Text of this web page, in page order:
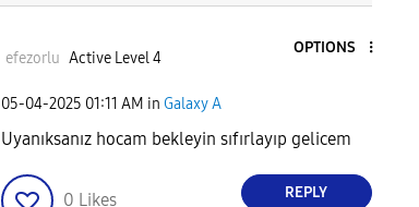
efezorlu Active Level 4
OPTIONS
‎05-04-2025 01:11 AM in Galaxy A
Uyanıksanız hocam bekleyin sıfırlayıp gelicem
0 Likes REPLY